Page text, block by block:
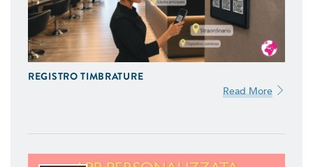
REGISTRO TIMBRATURE
Read More